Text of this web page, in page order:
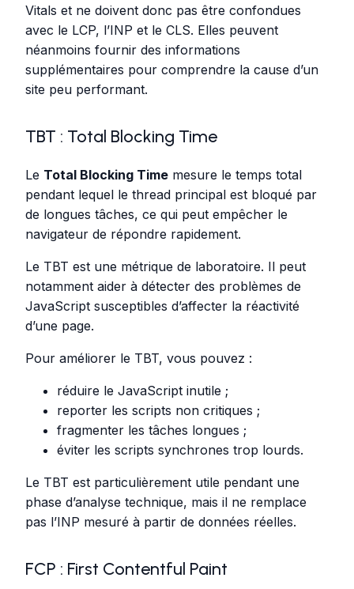
Vitals et ne doivent donc pas être confondues
avec le LCP, l’INP et le CLS. Elles peuvent
néanmoins fournir des informations
supplémentaires pour comprendre la cause d’un
site peu performant.
TBT : Total Blocking Time
Le Total Blocking Time mesure le temps total
pendant lequel le thread principal est bloqué par
de longues tâches, ce qui peut empêcher le
navigateur de répondre rapidement.
Le TBT est une métrique de laboratoire. Il peut
notamment aider à détecter des problèmes de
JavaScript susceptibles d’affecter la réactivité
d’une page.
Pour améliorer le TBT, vous pouvez :
réduire le JavaScript inutile ;
reporter les scripts non critiques ;
fragmenter les tâches longues ;
éviter les scripts synchrones trop lourds.
Le TBT est particulièrement utile pendant une
phase d’analyse technique, mais il ne remplace
pas l’INP mesuré à partir de données réelles.
FCP : First Contentful Paint